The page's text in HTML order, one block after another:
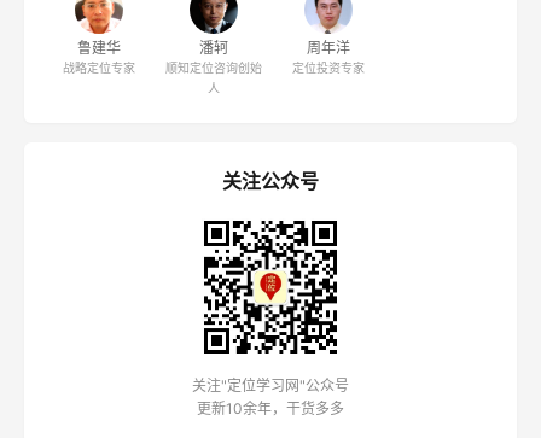
鲁建华
战略定位专家
潘轲
顺知定位咨询创始
人
周年洋
定位投资专家
关注公众号
关注"定位学习网"公众号
更新10余年，干货多多